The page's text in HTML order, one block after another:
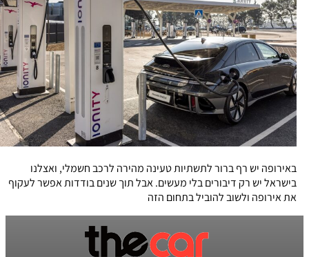
באירופה יש רף ברור לתשתיות טעינה מהירה לרכב חשמלי, ואצלנו
בישראל יש רק דיבורים בלי מעשים. אבל תוך שנים בודדות אפשר לעקוף
את אירופה ולשוב להוביל בתחום הזה